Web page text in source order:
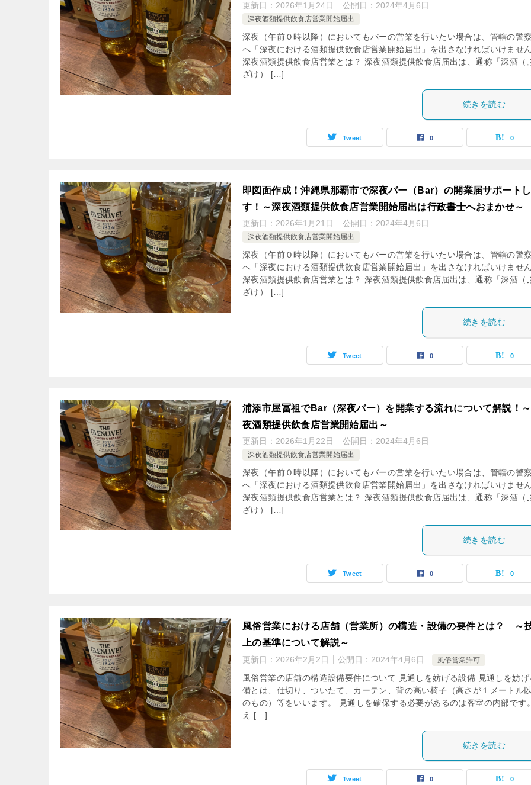
更新日： 2026年1月24日 公開日： 2024年4月6日
深夜酒類提供飲食店営業開始届出
深夜（午前０時以降）においてもバーの営業を行いたい場合は、管轄の警
へ「深夜における酒類提供飲食店営業開始届出」を出さなければいけません
深夜酒類提供飲食店営業とは？ 深夜酒類提供飲食店届出は、通称「深酒（
ざけ） […]
続きを読む
Tweet 0 0
即図面作成！沖縄県那覇市で深夜バー（Bar）の開業届サポート
す！～深夜酒類提供飲食店営業開始届出は行政書士へおまかせ～
更新日： 2026年1月21日 公開日： 2024年4月6日
深夜酒類提供飲食店営業開始届出
深夜（午前０時以降）においてもバーの営業を行いたい場合は、管轄の警
へ「深夜における酒類提供飲食店営業開始届出」を出さなければいけません
深夜酒類提供飲食店営業とは？ 深夜酒類提供飲食店届出は、通称「深酒（
ざけ） […]
続きを読む
Tweet 0 0
浦添市屋冨祖でBar（深夜バー）を開業する流れについて解説！
夜酒類提供飲食店営業開始届出～
更新日： 2026年1月22日 公開日： 2024年4月6日
深夜酒類提供飲食店営業開始届出
深夜（午前０時以降）においてもバーの営業を行いたい場合は、管轄の警
へ「深夜における酒類提供飲食店営業開始届出」を出さなければいけません
深夜酒類提供飲食店営業とは？ 深夜酒類提供飲食店届出は、通称「深酒（
ざけ） […]
続きを読む
Tweet 0 0
風俗営業における店舗（営業所）の構造・設備の要件とは？ ～
上の基準について解説～
更新日： 2026年2月2日 公開日： 2024年4月6日 風俗営業許可
風俗営業の店舗の構造設備要件について 見通しを妨げる設備 見通しを妨げ
備とは、仕切り、ついたて、カーテン、背の高い椅子（高さが１メートル
のもの）等をいいます。 見通しを確保する必要があるのは客室の内部です
え […]
続きを読む
Tweet 0 0